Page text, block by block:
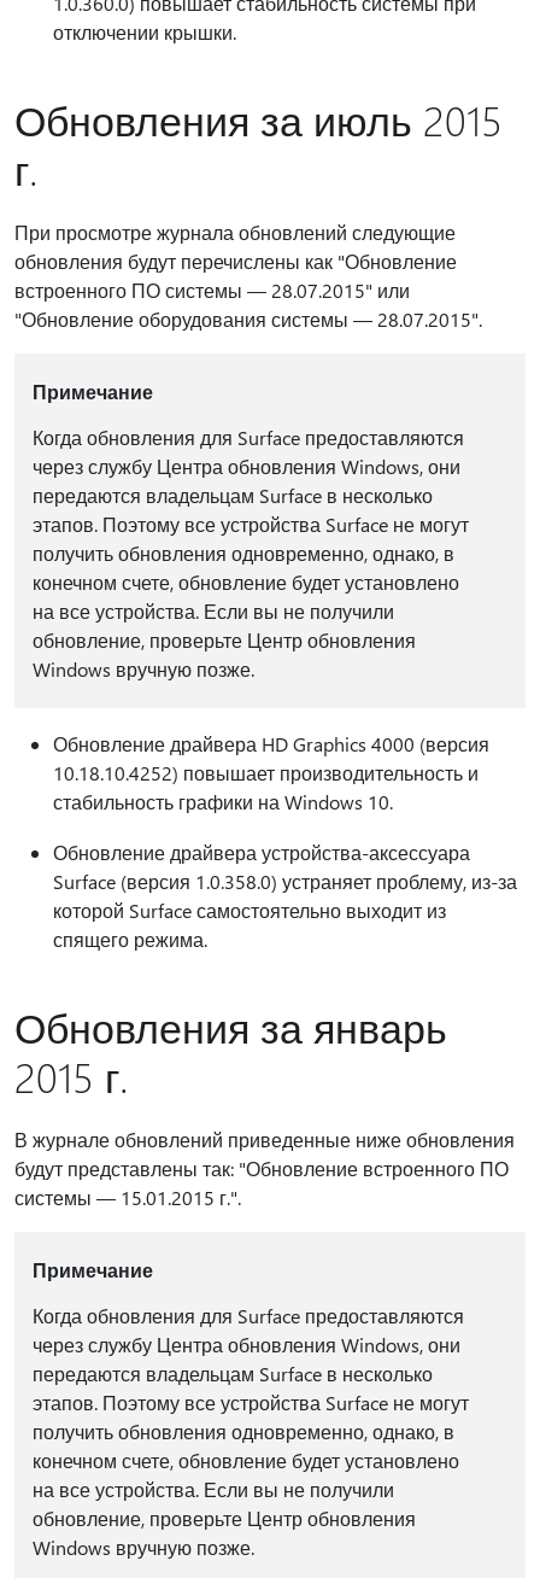
отключении крышки.
Обновления за июль 2015
г.
При просмотре журнала обновлений следующие
обновления будут перечислены как "Обновление
встроенного ПО системы — 28.07.2015" или
"Обновление оборудования системы — 28.07.2015".
Примечание
Когда обновления для Surface предоставляются
через службу Центра обновления Windows, они
передаются владельцам Surface в несколько
этапов. Поэтому все устройства Surface не могут
получить обновления одновременно, однако, в
конечном счете, обновление будет установлено
на все устройства. Если вы не получили
обновление, проверьте Центр обновления
Windows вручную позже.
Обновление драйвера HD Graphics 4000 (версия
10.18.10.4252) повышает производительность и
стабильность графики на Windows 10.
Обновление драйвера устройства-аксессуара
Surface (версия 1.0.358.0) устраняет проблему, из-за
которой Surface самостоятельно выходит из
спящего режима.
Обновления за январь
2015 г.
В журнале обновлений приведенные ниже обновления
будут представлены так: "Обновление встроенного ПО
системы — 15.01.2015 г.".
Примечание
Когда обновления для Surface предоставляются
через службу Центра обновления Windows, они
передаются владельцам Surface в несколько
этапов. Поэтому все устройства Surface не могут
получить обновления одновременно, однако, в
конечном счете, обновление будет установлено
на все устройства. Если вы не получили
обновление, проверьте Центр обновления
Windows вручную позже.